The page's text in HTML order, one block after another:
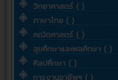
วิทยาศาสตร์ ( )
ภาษาไทย ( )
คณิตศาสตร์ ( )
สุขศึกษาและพลศึกษา ( )
ศิลปศึกษา ( )
การงานอาชีพฯ ( )